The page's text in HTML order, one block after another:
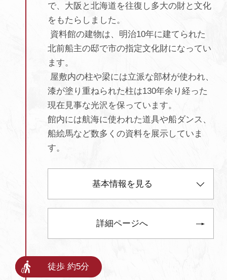
で、大阪と北海道を往復し多大の財と文化
をもたらしました。
資料館の建物は、明治10年に建てられた
北前船主の邸で市の指定文化財になってい
ます。
屋敷内の柱や梁には立派な部材が使われ、
漆が塗り重ねられた柱は130年余り経った
現在見事な光沢を保っています。
館内には航海に使われた道具や船ダンス、
船絵馬など数多くの資料を展示していま
す。
基本情報を見る
詳細ページへ
徒歩 約5分